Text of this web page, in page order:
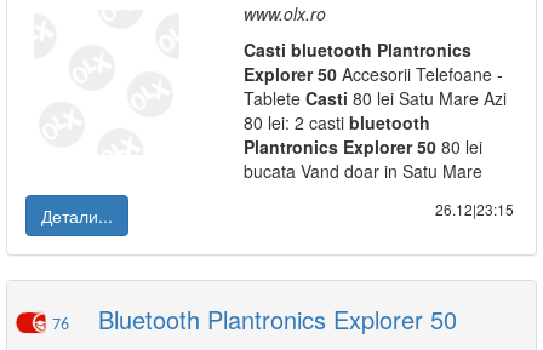
www.olx.ro
Casti bluetooth Plantronics
Explorer 50 Accesorii Telefoane -
Tablete Casti 80 lei Satu Mare Azi
80 lei: 2 casti bluetooth
Plantronics Explorer 50 80 lei
bucata Vand doar in Satu Mare
Детали...
26.12|23:15
76 Bluetooth Plantronics Explorer 50